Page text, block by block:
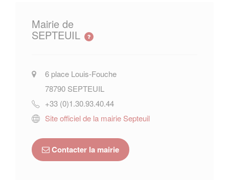
Mairie de
SEPTEUIL
6 place Louis-Fouche
78790 SEPTEUIL
+33 (0)1.30.93.40.44
Site officiel de la mairie Septeuil
Contacter la mairie